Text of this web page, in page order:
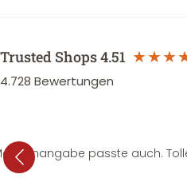
Trusted Shops4.51
4.728 Bewertungen
passte auch.